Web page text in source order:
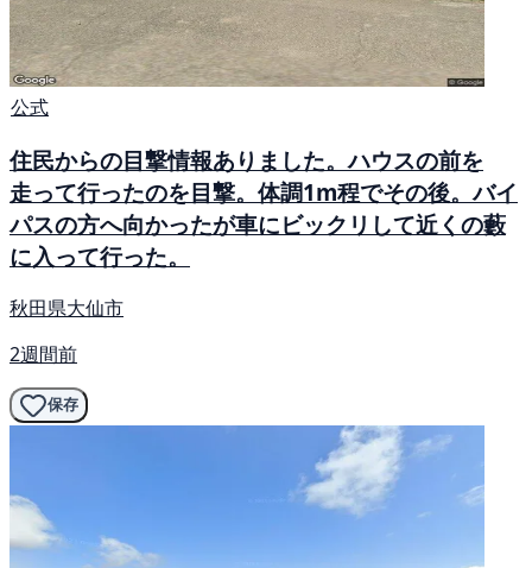
公式
住民からの目撃情報ありました。ハウスの前を
走って行ったのを目撃。体調1m程でその後。バイ
パスの方へ向かったが車にビックリして近くの藪
に入って行った。
秋田県大仙市
2週間前
保存